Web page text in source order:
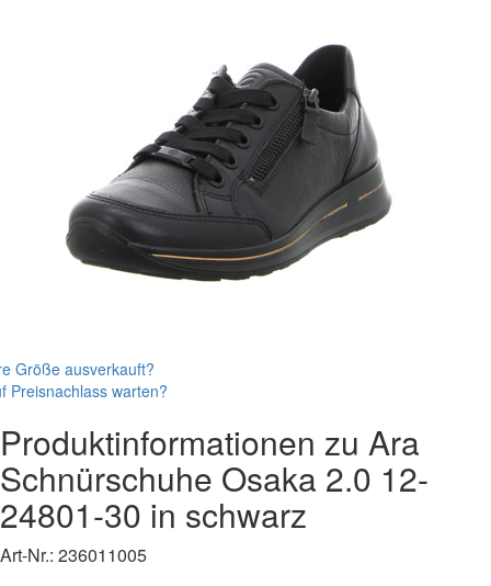
Größe ausverkauft?
Preisnachlass warten?
Produktinformationen zu Ara
Schnürschuhe Osaka 2.0 12-
24801-30 in schwarz
Art-Nr.: 236011005